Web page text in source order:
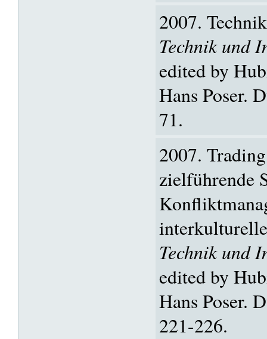
2007.
Technik und
edited by
Hans Poser.
71.
2007.
zielführende
Technik und
edited by
Hans Poser.
221-226.